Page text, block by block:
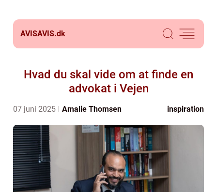
AVISAVIS.dk
Hvad du skal vide om at finde en
advokat i Vejen
07 juni 2025 Amalie Thomsen inspiration